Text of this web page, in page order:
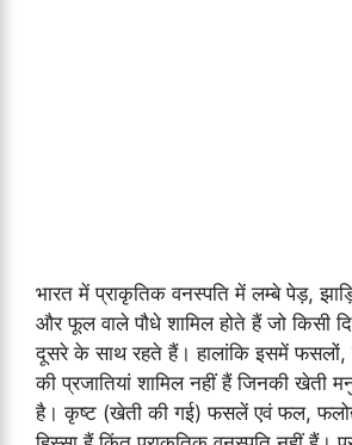
भारत में प्राकृतिक वनस्पति में लम्बे पेड़,
और फूल वाले पौधे शामिल होते हैं जो किसी
दूसरे के साथ रहते हैं। हालांकि इसमें फसलों,
की प्रजातियां शामिल नहीं हैं जिनकी खेती
है। कृष्ट (खेती की गई) फसलें एवं फल,